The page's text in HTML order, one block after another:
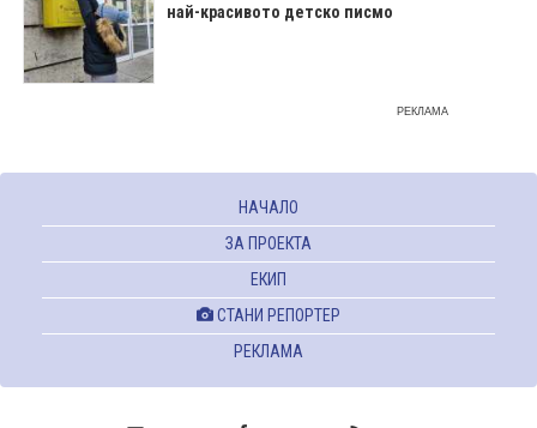
най-красивото детско писмо
РЕКЛАМА
НАЧАЛО
ЗА ПРОЕКТА
ЕКИП
СТАНИ РЕПОРТЕР
РЕКЛАМА